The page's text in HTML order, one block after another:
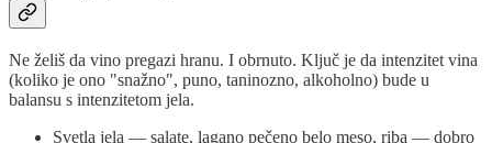
Ne želiš da vino pregazi hranu. I obrnuto. Ključ je da intenzitet vina
(koliko je ono "snažno", puno, taninozno, alkoholno) bude u
balansu s intenzitetom jela.
Svetla jela — salate, lagano pečeno belo meso, riba — dobro